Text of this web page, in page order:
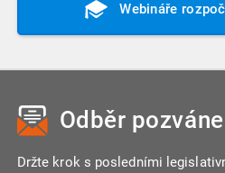
Webináře
Odběr
Držte krok s posledními